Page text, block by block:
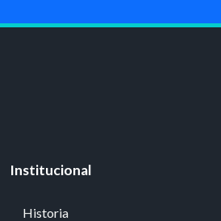
Institucional
Historia